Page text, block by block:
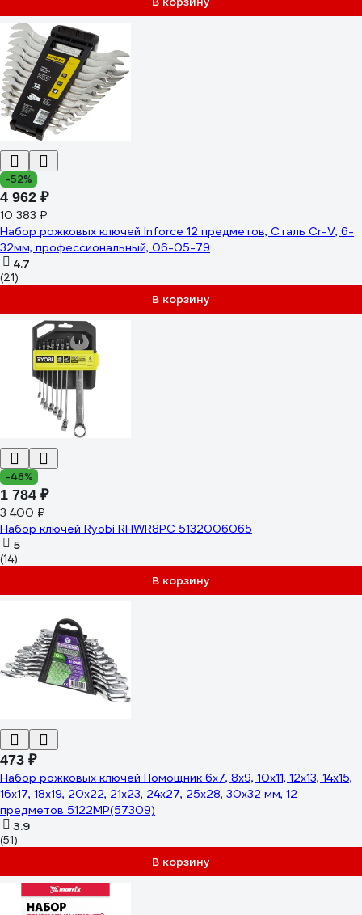
-52%
4 962 ₽
10 383 ₽
Набор рожковых ключей Inforce 12 предметов, Сталь Cr-V, 6-
32мм, профессиональный, 06-05-79
4.7
(21)
В корзину
-48%
1 784 ₽
3 400 ₽
Набор ключей Ryobi RHWR8PC 5132006065
5
(14)
В корзину
473 ₽
Набор рожковых ключей Помощник 6x7, 8x9, 10x11, 12x13, 14x15,
16x17, 18x19, 20x22, 21x23, 24x27, 25x28, 30x32 мм, 12
предметов 5122MP(57309)
3.9
(51)
В корзину